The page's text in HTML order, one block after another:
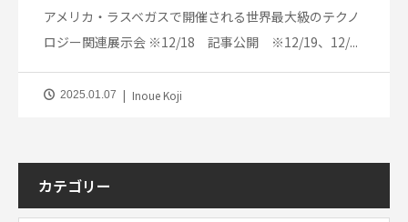
アメリカ・ラスベガスで開催される世界最大級のテクノ
ロジー関連展示会 ※12/18 記事公開 ※12/19、12/...
2025.01.07 Inoue Koji
カテゴリー